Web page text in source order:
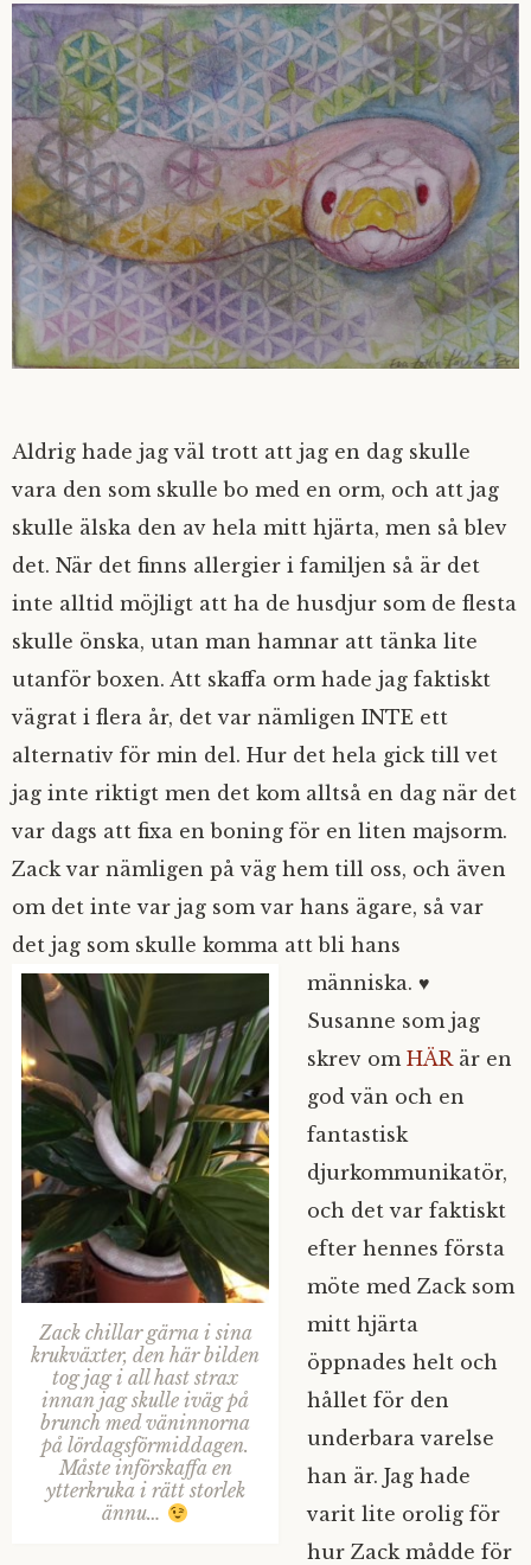
Aldrig hade jag väl trott att jag en dag skulle
vara den som skulle bo med en orm, och att jag
skulle älska den av hela mitt hjärta, men så blev
det. När det finns allergier i familjen så är det
inte alltid möjligt att ha de husdjur som de flesta
skulle önska, utan man hamnar att tänka lite
utanför boxen. Att skaffa orm hade jag faktiskt
vägrat i flera år, det var nämligen INTE ett
alternativ för min del. Hur det hela gick till vet
jag inte riktigt men det kom alltså en dag när det
var dags att fixa en boning för en liten majsorm.
Zack var nämligen på väg hem till oss, och även
om det inte var jag som var hans ägare, så var
det jag som skulle komma att bli hans
människa. ♥
Zack chillar gärna i sina
krukväxter, den här bilden
tog jag i all hast strax
innan jag skulle iväg på
brunch med väninnorna
på lördagsförmiddagen.
Måste införskaffa en
ytterkruka i rätt storlek
ännu…
Susanne som jag
skrev om HÄR är en
god vän och en
fantastisk
djurkommunikatör,
och det var faktiskt
efter hennes första
möte med Zack som
mitt hjärta
öppnades helt och
hållet för den
underbara varelse
han är. Jag hade
varit lite orolig för
hur Zack mådde för